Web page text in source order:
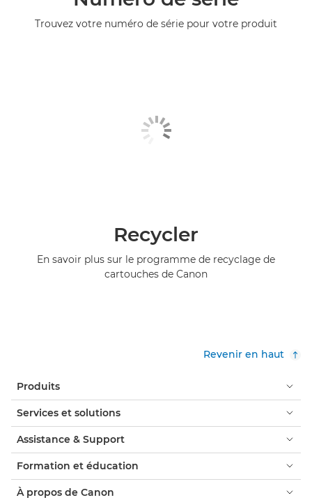
Trouvez votre numéro de série pour votre produit
Recycler
En savoir plus sur le programme de recyclage de
cartouches de Canon
Revenir en haut
Produits
Services et solutions
Assistance & Support
Formation et éducation
À propos de Canon